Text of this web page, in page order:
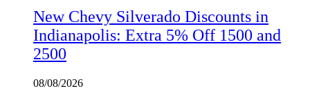
New Chevy Silverado Discounts in
Indianapolis: Extra 5% Off 1500 and
2500
08/08/2026